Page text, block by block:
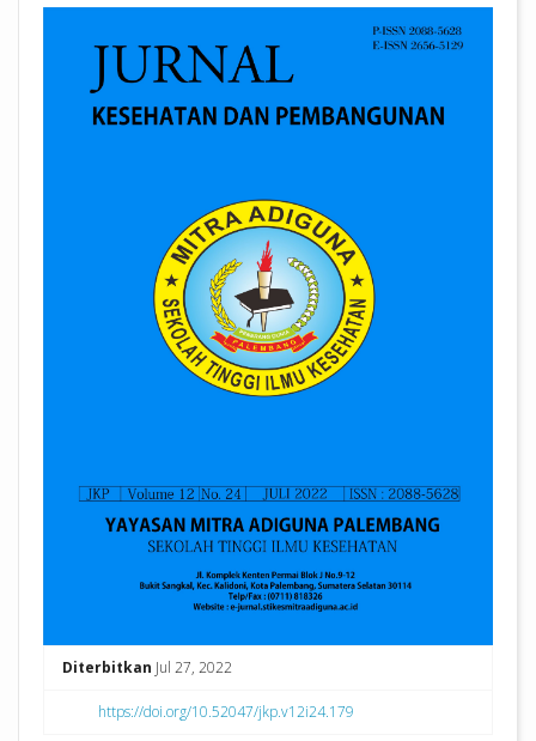
Diterbitkan Jul 27, 2022
https://doi.org/10.52047/jkp.v12i24.179